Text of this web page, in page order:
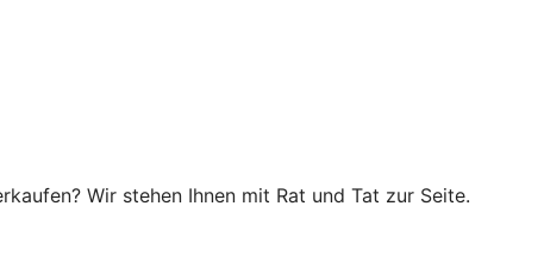
Wir stehen Ihnen mit Rat und Tat zur Seite.